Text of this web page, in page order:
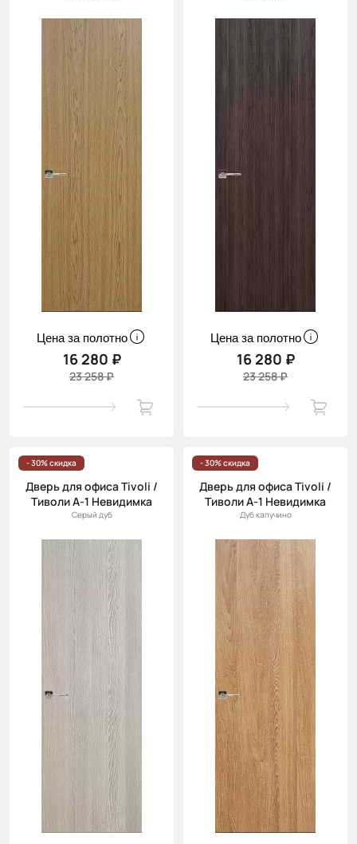
Цена за полотно
16 280 ₽
23 258 ₽
Цена за полотно
16 280 ₽
23 258 ₽
- 30% скидка
Дверь для офиса Tivoli /
Тиволи А-1 Невидимка
Серый дуб
- 30% скидка
Дверь для офиса Tivoli /
Тиволи А-1 Невидимка
Дуб капучино